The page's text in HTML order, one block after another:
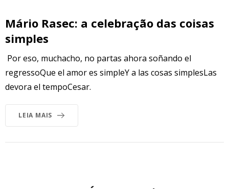
Mário Rasec: a celebração das coisas
simples
Por eso, muchacho, no partas ahora soñando el
regressoQue el amor es simpleY a las cosas simplesLas
devora el tempoCesar.
LEIA MAIS